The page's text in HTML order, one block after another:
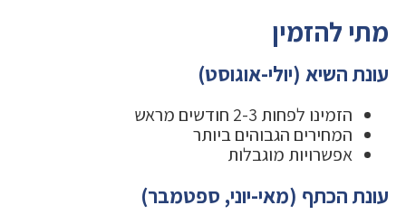
מתי להזמין
עונת השיא (יולי-אוגוסט)
הזמינו לפחות 2-3 חודשים מראש
המחירים הגבוהים ביותר
אפשרויות מוגבלות
עונת הכתף (מאי-יוני, ספטמבר)